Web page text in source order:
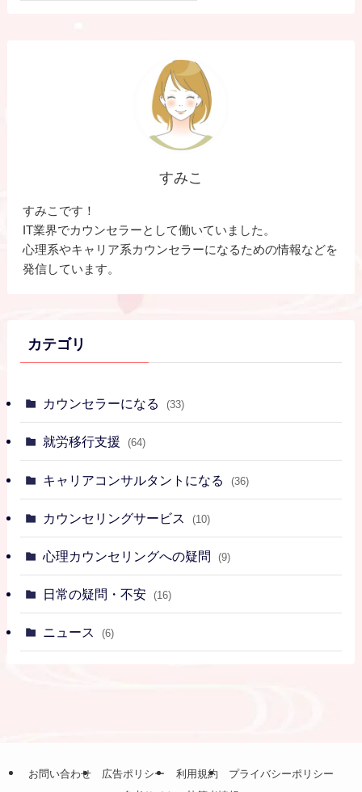
すみこ
すみこです！
IT業界でカウンセラーとして働いていました。
心理系やキャリア系カウンセラーになるための情報などを
発信しています。
カテゴリ
カウンセラーになる (33)
就労移行支援 (64)
キャリアコンサルタントになる (36)
カウンセリングサービス (10)
心理カウンセリングへの疑問 (9)
日常の疑問・不安 (16)
ニュース (6)
お問い合わせ 広告ポリシー 利用規約
プライバシーポリシー